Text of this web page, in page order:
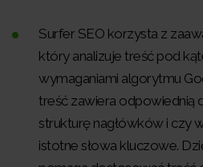
Surfer SEO korzysta z
który analizuje treść pod
wymaganiami algorytmu
treść zawiera odpowiednią
strukturę nagłówków i czy
istotne słowa kluczowe.